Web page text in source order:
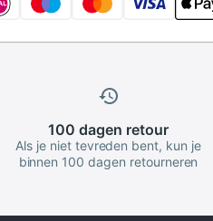
100 dagen retour
Als je niet tevreden bent, kun je
binnen 100 dagen retourneren